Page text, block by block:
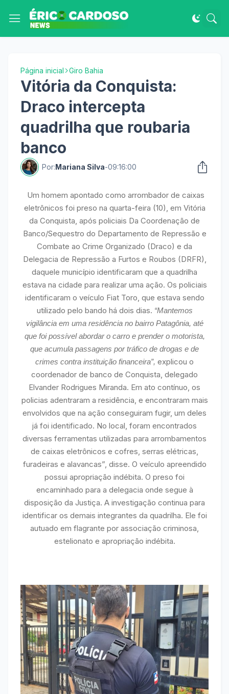
Página inicial Giro Bahia
Vitória da Conquista:
Draco intercepta
quadrilha que roubaria
banco
Por:Mariana Silva-09:16:00
Um homem apontado como arrombador de caixas
eletrônicos foi preso na quarta-feira (10), em Vitória
da Conquista, após policiais Da Coordenação de
Banco/Sequestro do Departamento de Repressão e
Combate ao Crime Organizado (Draco) e da
Delegacia de Repressão a Furtos e Roubos (DRFR),
daquele município identificaram que a quadrilha
estava na cidade para realizar uma ação. Os policiais
identificaram o veículo Fiat Toro, que estava sendo
utilizado pelo bando há dois dias. “Mantemos
vigilância em uma residência no bairro Patagônia, até
que foi possível abordar o carro e prender o motorista,
que acumula passagens por tráfico de drogas e de
crimes contra instituição financeira”, explicou o
coordenador de banco de Conquista, delegado
Elvander Rodrigues Miranda. Em ato contínuo, os
policias adentraram a residência, e encontraram mais
envolvidos que na ação conseguiram fugir, um deles
já foi identificado. No local, foram encontrados
diversas ferramentas utilizadas para arrombamentos
de caixas eletrônicos e cofres, serras elétricas,
furadeiras e alavancas”, disse. O veículo apreendido
possui apropriação indébita. O preso foi
encaminhado para a delegacia onde segue à
disposição da Justiça. A investigação continua para
identificar os demais integrantes da quadrilha. Ele foi
autuado em flagrante por associação criminosa,
estelionato e apropriação indébita.